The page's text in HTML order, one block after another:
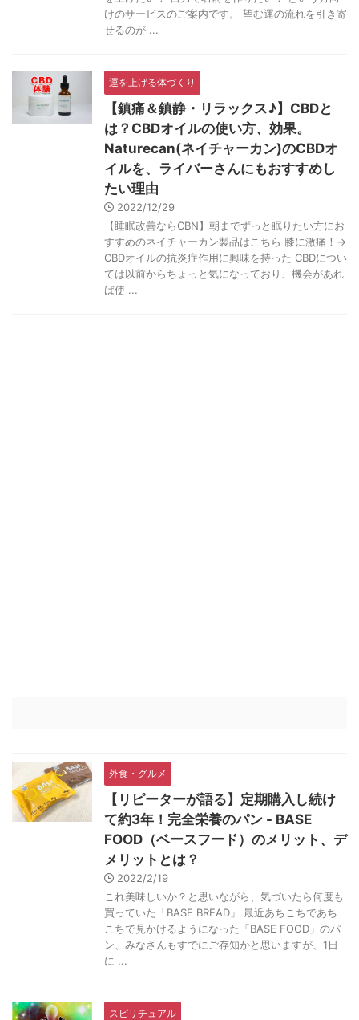
けのサービスのご案内です。 望む運の流れを引き寄
せるのが ...
運を上げる体づくり
【鎮痛＆鎮静・リラックス♪】CBDと
は？CBDオイルの使い方、効果。
Naturecan(ネイチャーカン)のCBDオ
イルを、ライバーさんにもおすすめし
たい理由
2022/12/29
【睡眠改善ならCBN】朝までずっと眠りたい方にお
すすめのネイチャーカン製品はこちら 膝に激痛！→
CBDオイルの抗炎症作用に興味を持った CBDについ
ては以前からちょっと気になっており、機会があれ
ば使 ...
外食・グルメ
【リピーターが語る】定期購入し続け
て約3年！完全栄養のパン - BASE
FOOD（ベースフード）のメリット、デ
メリットとは？
2022/2/19
これ美味しいか？と思いながら、気づいたら何度も
買っていた「BASE BREAD」 最近あちこちであち
こちで見かけるようになった「BASE FOOD」のパ
ン、みなさんもすでにご存知かと思いますが、1日
に ...
スピリチュアル